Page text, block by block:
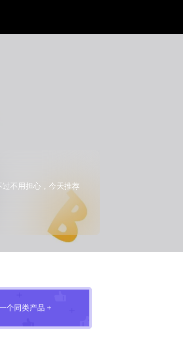
不用担心，今天推荐
个同类产品 +